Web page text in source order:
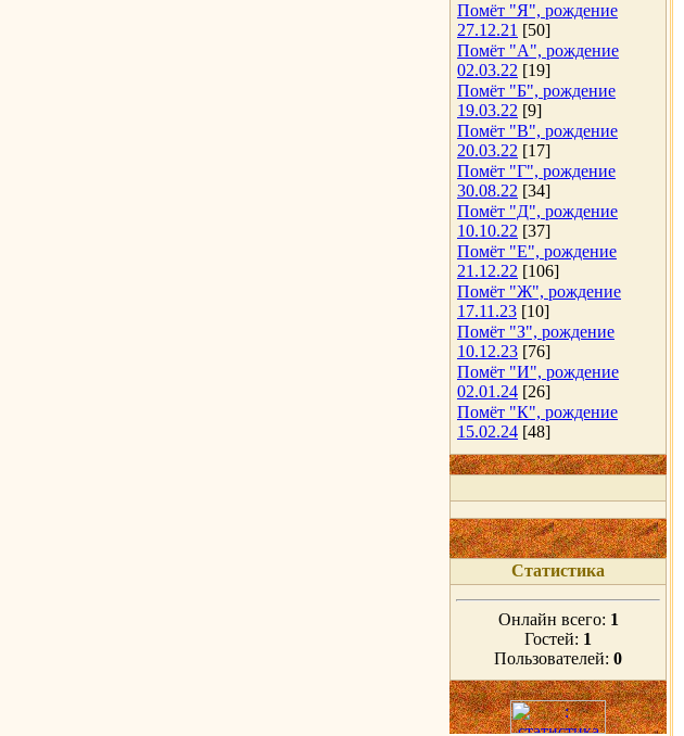
Помёт "Я", рождение
27.12.21 [50]
Помёт "А", рождение
02.03.22 [19]
Помёт "Б", рождение
19.03.22 [9]
Помёт "В", рождение
20.03.22 [17]
Помёт "Г", рождение
30.08.22 [34]
Помёт "Д", рождение
10.10.22 [37]
Помёт "Е", рождение
21.12.22 [106]
Помёт "Ж", рождение
17.11.23 [10]
Помёт "З", рождение
10.12.23 [76]
Помёт "И", рождение
02.01.24 [26]
Помёт "К", рождение
15.02.24 [48]
Статистика
Онлайн всего: 1
Гостей: 1
Пользователей: 0